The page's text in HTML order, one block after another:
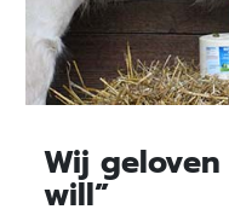
Wij
will”